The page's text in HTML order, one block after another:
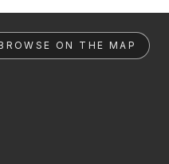
ON THE MAP